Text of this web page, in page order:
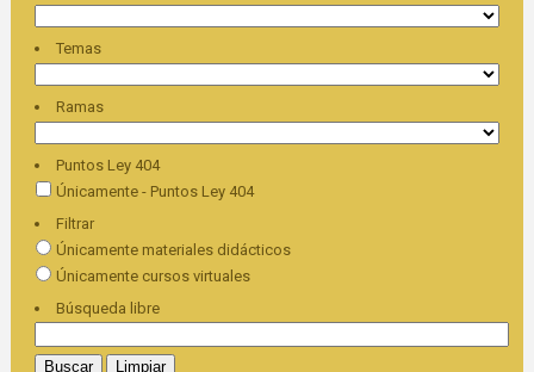
Temas
Ramas
Puntos Ley 404
Únicamente - Puntos Ley 404
Filtrar
Únicamente materiales didácticos
Únicamente cursos virtuales
Búsqueda libre